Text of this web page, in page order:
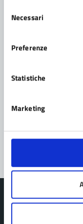
delNecessari
Preferenze
Statistiche
Marketing
Leggi le
Problemi in città
Segnala